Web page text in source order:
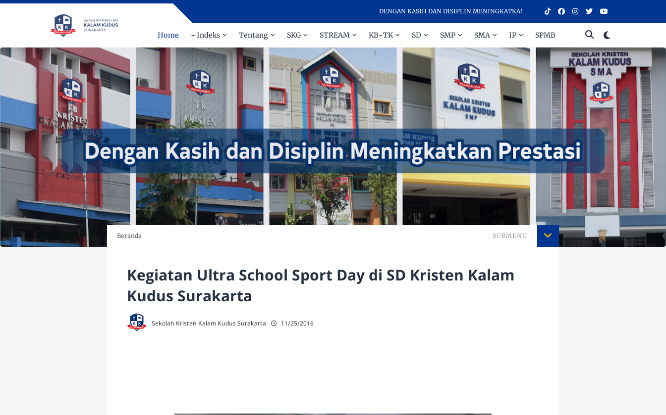
DENGAN KASIH DAN DISIPLIN MENINGKATKAN PRESTASI - SELAMAT DATANG DI SEKOLAH KRISTEN
Home + Indeks Tentang SKG STREAM KB-TK SD SMP SMA IP SPMB
Beranda SUBMENU
Kegiatan Ultra School Sport Day di SD Kristen Kalam
Kudus Surakarta
Sekolah Kristen Kalam Kudus Surakarta 11/25/2016